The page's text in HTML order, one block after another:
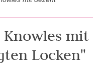
Knowles mit
Locken"